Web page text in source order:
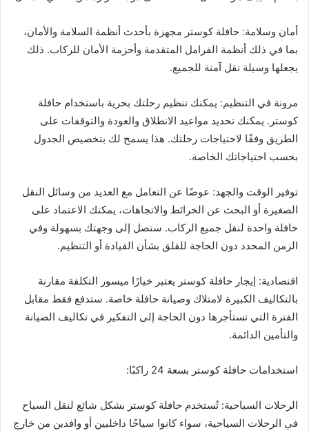
أمان وسلامة: حافلة كوستر مجهزة بأحدث أنظمة السلامة والأمان،
بما في ذلك أنظمة الفرامل المتقدمة وأحزمة الأمان للركاب. ذلك
يجعلها وسيلة نقل آمنة للجميع.
مرونة في التنظيم: يمكنك تنظيم رحلتك بحرية باستخدام حافلة
كوستر. يمكنك تحديد مواعيد الانطلاق والعودة والتوقفات على
الطريق وفقًا لاحتياجات رحلتك. هذا يسمح لك بتخصيص الجدول
بحسب احتياجاتك الخاصة.
توفير الوقت والجهد: عوضًا عن التعامل مع العديد من وسائل النقل
الصغيرة أو البحث عن الخرائط والاتجاهات، يمكنك الاعتماد على
حافلة واحدة لنقل جميع الركاب. ستصل إلى وجهتك بسهولة وفي
الزمن المحدد دون الحاجة للقلق بشأن القيادة أو التنظيم.
اقتصادية: إيجار حافلة كوستر يعتبر خيارًا ميسور التكلفة مقارنة
بالتكاليف الكبيرة لامتلاك وصيانة حافلة خاصة. ستدفع فقط مقابل
الفترة التي تستأجرها دون الحاجة إلى التفكير في تكاليف الصيانة
والتأمين الدائمة.
استخدامات حافلة كوستر بسعة 24 راكبًا:
الرحلات السياحية: تُستخدم حافلة كوستر بشكل شائع لنقل السياح
في الرحلات السياحية، سواء كانوا سياحًا داخليين أو وافدين من خارج